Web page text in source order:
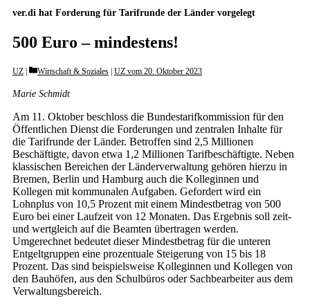
ver.di hat Forderung für Tarifrunde der Länder vorgelegt
500 Euro – mindestens!
UZ Categories
Wirtschaft & Soziales UZ vom 20. Oktober 2023
Marie Schmidt
Am 11. Oktober beschloss die Bundestarifkommission für den
Öffentlichen Dienst die Forderungen und zentralen Inhalte für
die Tarifrunde der Länder. Betroffen sind 2,5 Millionen
Beschäftigte, davon etwa 1,2 Millionen Tarifbeschäftigte. Neben
klassischen Bereichen der Länderverwaltung gehören hierzu in
Bremen, Berlin und Hamburg auch die Kolleginnen und
Kollegen mit kommunalen Aufgaben. Gefordert wird ein
Lohnplus von 10,5 Prozent mit einem Mindestbetrag von 500
Euro bei einer Laufzeit von 12 Monaten. Das Ergebnis soll zeit-
und wertgleich auf die Beamten übertragen werden.
Umgerechnet bedeutet dieser Mindestbetrag für die unteren
Entgeltgruppen eine prozentuale Steigerung von 15 bis 18
Prozent. Das sind beispielsweise Kolleginnen und Kollegen von
den Bauhöfen, aus den Schulbüros oder Sachbearbeiter aus dem
Verwaltungsbereich.